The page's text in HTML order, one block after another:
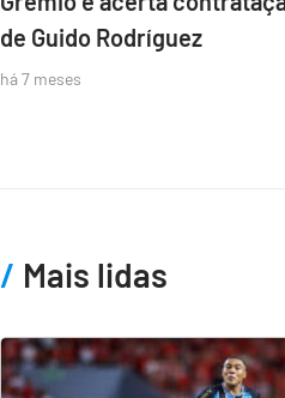
de Guido Rodríguez
há 7 meses
Mais lidas